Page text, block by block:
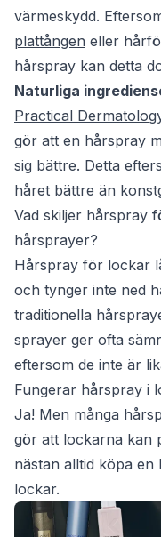
värmeskydd.
plattången eller
hårspray kan detta
Naturliga
Practical
gör att en hårspray
sig bättre. Detta
håret bättre än
Vad skiljer hårspray
hårsprayer?
Hårspray för lockar
och tynger inte ned
traditionella
sprayer ger ofta
eftersom de inte är
Fungerar hårspray i
Ja! Men många
gör att lockarna kan
nästan alltid köpa
lockar.